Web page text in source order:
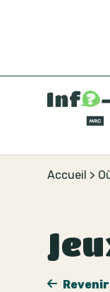
Accueil >